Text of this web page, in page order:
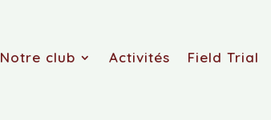
Notre club Activités Field Trial